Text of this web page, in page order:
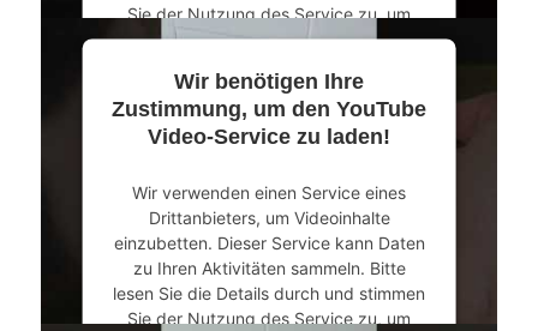
Sie der Nutzung des Service zu, um
dieses Video anzusehen.
Mehr Informationen
powered byUsercentrics Consent
Management Platform&eRecht24
Wir benötigen Ihre
Zustimmung, um den YouTube
Video-Service zu laden!
Wir verwenden einen Service eines
Drittanbieters, um Videoinhalte
einzubetten. Dieser Service kann Daten
zu Ihren Aktivitäten sammeln. Bitte
lesen Sie die Details durch und stimmen
Sie der Nutzung des Service zu, um